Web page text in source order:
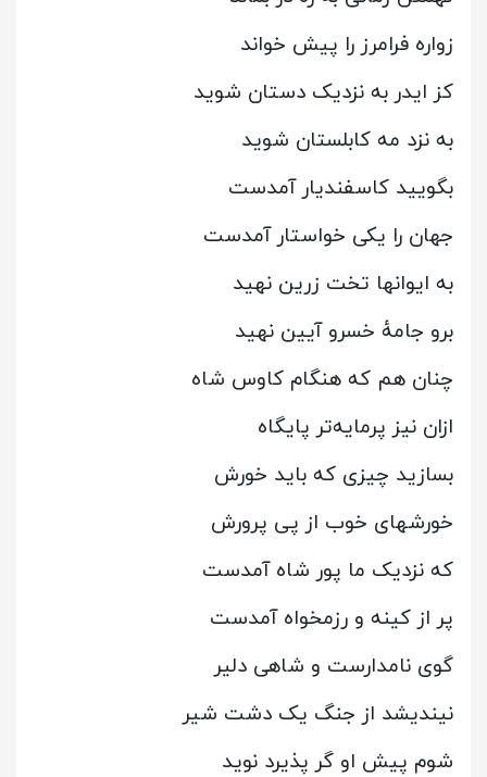
زواره فرامرز را پیش خواند
کز ایدر به نزدیک دستان شوید
به نزد مه کابلستان شوید
بگویید کاسفندیار آمدست
جهان را یکی خواستار آمدست
به ایوانها تخت زرین نهید
برو جامهٔ خسرو آیین نهید
چنان هم که هنگام کاوس شاه
ازان نیز پرمایه‌تر پایگاه
بسازید چیزی که باید خورش
خورشهای خوب از پی پرورش
که نزدیک ما پور شاه آمدست
پر از کینه و رزمخواه آمدست
گوی نامدارست و شاهی دلیر
نیندیشد از جنگ یک دشت شیر
شوم پیش او گر پذیرد نوید